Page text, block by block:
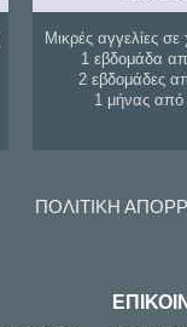
Μικρές αγγελίες σε
1 εβδομάδα
2 εβδομάδες
1 μήνας
ΠΟΛΙΤΙΚΗ